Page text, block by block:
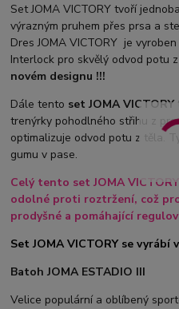
Set JOMA VICTORY tvoří
výrazným pruhem přes prsa a
Dres JOMA VICTORY je
Interlock pro skvělý odvod potu
novém designu !!!
Dále tento set JOMA VICTORY
trenýrky pohodlného střihu z
optimalizuje odvod potu z těla.
gumu v pase.
Celý tento set JOMA
odolné proti roztržení, což
prodyšné a pomáhající
Set JOMA VICTORY se vyrábí
Batoh JOMA ESTADIO III
Velice populární a oblíbený